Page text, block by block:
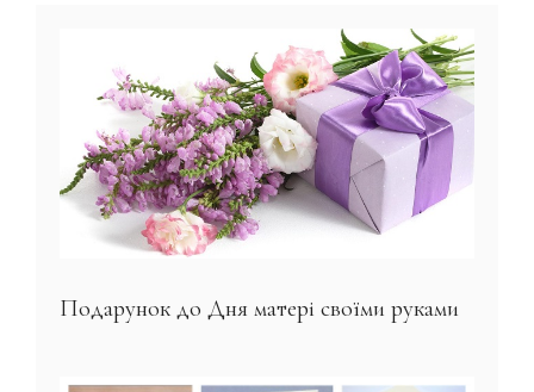
Подарунок до Дня матері своїми руками